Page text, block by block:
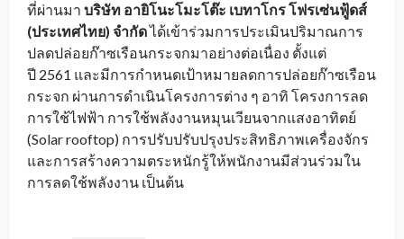
ที่ผ่านมา บริษัท อายิโนะโมะโต๊ะ เบทาโกร โฟรเซ่นฟู้ดส์
(ประเทศไทย) จำกัดได้เข้าร่วมการประเมินปริมาณการ
ปลดปล่อยก๊าซเรือนกระจกมาอย่างต่อเนื่อง ตั้งแต่
ปี 2561 และมีการกำหนดเป้าหมายลดการปล่อยก๊าซเรือน
กระจก ผ่านการดำเนินโครงการต่าง ๆ อาทิ โครงการลด
การใช้ไฟฟ้า การใช้พลังงานหมุนเวียนจากแสงอาทิตย์
(Solar rooftop) การปรับปรับปรุงประสิทธิภาพเครื่องจักร
และการสร้างความตระหนักรู้ให้พนักงานมีส่วนร่วมใน
การลดใช้พลังงาน เป็นต้น